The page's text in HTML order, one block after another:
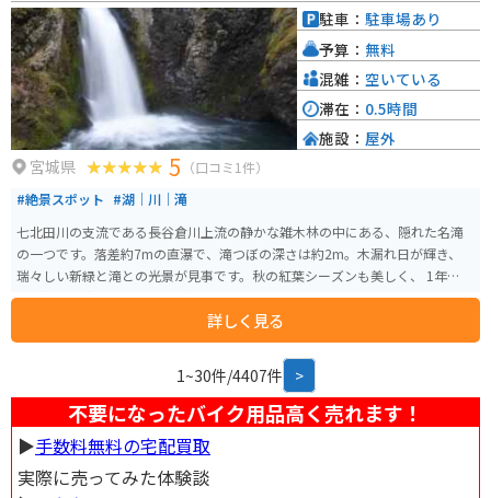
す。 道の駅おがち小町の郷では、これらの特産品を使った料理や、お土産を
購入することができます。 周辺の見どころとしては、小安峡や、秋の宮温泉
郷などがあります。
宮城県 5 （口コミ1件）
#絶景スポット #湖｜川｜滝
七北田川の支流である長谷倉川上流の静かな雑木林の中にある、隠れた名滝
の一つです。落差約7mの直瀑で、滝つぼの深さは約2m。木漏れ日が輝き、
瑞々しい新緑と滝との光景が見事です。秋の紅葉シーズンも美しく、 1年を通
して様々な姿を楽しむことができます。
詳しく見る
駐車： 駐車場あり
予算： 無料
混雑： 空いている
滞在： 0.5時間
施設： 屋外
1~30件/4407件 >
不要になったバイク用品高く売れます！
▶︎手数料無料の宅配買取
実際に売ってみた体験談